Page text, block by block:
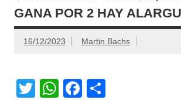
GANA POR 2 HAY
16/12/2023 Martin Bachs
T
W
F